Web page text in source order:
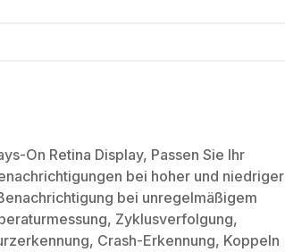
On Retina Display, Passen Sie Ihr
bei hoher und niedriger
bei unregelmäßigem
Zyklusverfolgung,
Crash-Erkennung, Koppeln